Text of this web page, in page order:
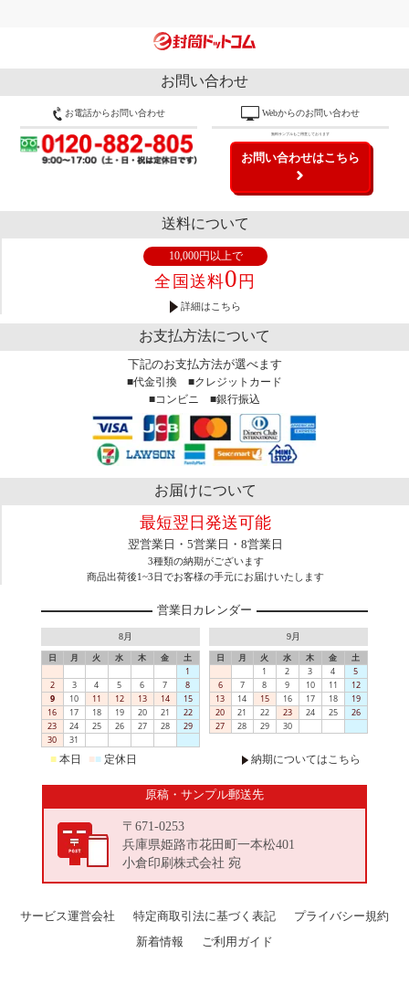
お問い合わせ
お電話からお問い合わせ Webからのお問い合わせ
無料サンプルもご用意しております
お問い合わせはこちら
送料について
10,000円以上で
全国送料0 円
詳細はこちら
お支払方法について
下記のお支払方法が選べます
■代金引換 ■クレジットカード
■コンビニ ■銀行振込
お届けについて
最短翌日発送可能
翌営業日・5営業日・8営業日
3種類の納期がございます
商品出荷後1~3日でお客様の手元にお届けいたします
営業日カレンダー
8月
日 月 火 水 木 金
土
1
2
3 4 5 6 7
8
9
10 11 12 13 14
15
16
17 18 19 20 21
22
23
24 25 26 27 28
29
30
31
9月
日 月 火 水 木 金
土
1
2 3 4
5
6
7 8 9 10 11
12
13
14 15 16 17 18
19
20
21 22 23 24 25
26
27
28 29 30
■ 本日 ■■ 定休日 納期についてはこちら
原稿・サンプル郵送先
〒671-0253
兵庫県姫路市花田町一本松401
小倉印刷株式会社 宛
サービス運営会社 特定商取引法に基づく表記
プライバシー規約
新着情報
ご利用ガイド